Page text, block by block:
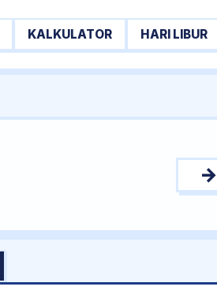
KALKULATOR HARI LIBUR
→